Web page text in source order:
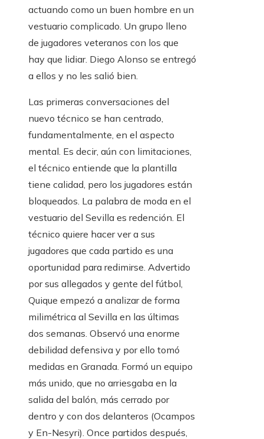
actuando como un buen hombre en un
vestuario complicado. Un grupo lleno
de jugadores veteranos con los que
hay que lidiar. Diego Alonso se entregó
a ellos y no les salió bien.
Las primeras conversaciones del
nuevo técnico se han centrado,
fundamentalmente, en el aspecto
mental. Es decir, aún con limitaciones,
el técnico entiende que la plantilla
tiene calidad, pero los jugadores están
bloqueados. La palabra de moda en el
vestuario del Sevilla es redención. El
técnico quiere hacer ver a sus
jugadores que cada partido es una
oportunidad para redimirse. Advertido
por sus allegados y gente del fútbol, ​​
Quique empezó a analizar de forma
milimétrica al Sevilla en las últimas
dos semanas. Observó una enorme
debilidad defensiva y por ello tomó
medidas en Granada. Formó un equipo
más unido, que no arriesgaba en la
salida del balón, más cerrado por
dentro y con dos delanteros (Ocampos
y En-Nesyri). Once partidos después,